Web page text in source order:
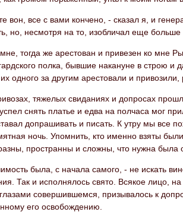
вон, все с вами кончено, - сказал я, и
но, несмотря на то, изобличал еще больше
тогда же арестован и привезен ко мне
полка, бывшие накануне в строю и
одного за другим арестовали и
тяжелых свиданиях и допросах
снять платье и едва на полчаса мог
допрашивать и писать. К утру мы все
ночь. Упомнить, кто именно взяты
пространны и сложны, что нужна была
была, с начала самого, - не искать
Так и исполнялось свято. Всякое лицо,
совершившемся, призывалось к
его освобождению.